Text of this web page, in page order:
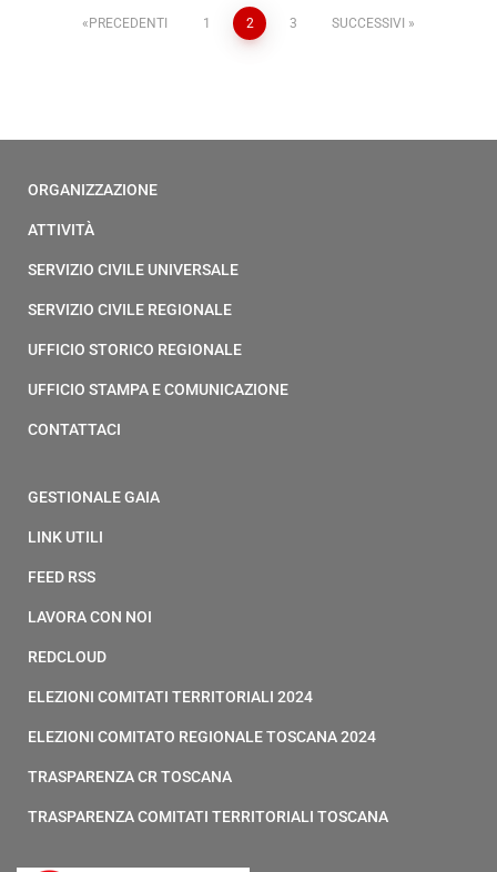
PRECEDENTI 1 2 3 SUCCESSIVI
ORGANIZZAZIONE
ATTIVITÀ
SERVIZIO CIVILE UNIVERSALE
SERVIZIO CIVILE REGIONALE
UFFICIO STORICO REGIONALE
UFFICIO STAMPA E COMUNICAZIONE
CONTATTACI
GESTIONALE GAIA
LINK UTILI
FEED RSS
LAVORA CON NOI
REDCLOUD
ELEZIONI COMITATI TERRITORIALI 2024
ELEZIONI COMITATO REGIONALE TOSCANA 2024
TRASPARENZA CR TOSCANA
TRASPARENZA COMITATI TERRITORIALI TOSCANA